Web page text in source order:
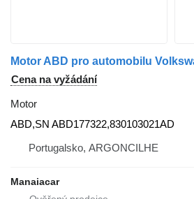
Cena na vyžádání
Motor
ABD,SN ABD177322,830103021AD
Portugalsko, ARGONCILHE
Manaiacar